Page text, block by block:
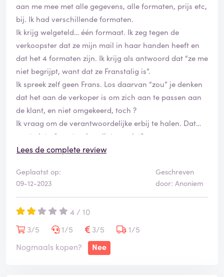
aan me mee met alle gegevens, alle formaten, prijs etc,
bij. Ik had verschillende formaten.
Ik krijg welgeteld… één formaat. Ik zeg tegen de
verkoopster dat ze mijn mail in haar handen heeft en
dat het 4 formaten zijn. Ik krijg als antwoord dat “ze me
niet begrijpt, want dat ze Franstalig is”.
Ik spreek zelf geen Frans. Los daarvan “zou” je denken
dat het aan de verkoper is om zich aan te passen aan
de klant, en niet omgekeerd, toch ?
Ik vraag om de verantwoordelijke erbij te halen. Dat
gaat niet… “want ze begrijpt me niet”.
Waarna mevrouw me vervolgens… doodleuk negeert
aan de kassa.
Na een minuut of twee volstrekt verbaasd daar staan,
denkende “wat gebeurt hier nu in Godsnaam” bel ik de
klantendienst. Die vragen om haar even door te geven.
Maar mevrouw “spreek dus geen NL”. De klantendienst
is dan wat slimmer en vraagt blijkbaar of ze Engels
spreekt”. Ook niet beweert ze.
Lees de complete review
Geplaatst op:
09-12-2023
Geschreven
door: Anoniem
4 / 10
3/5
1/5 3/5
1/5
Nogmaals kopen?
Nee